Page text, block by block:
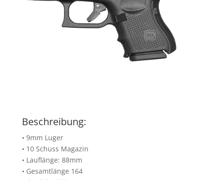
Beschreibung:
• 9mm Luger
• 10 Schuss Magazin
• Lauflänge: 88mm
• Gesamtlänge 164